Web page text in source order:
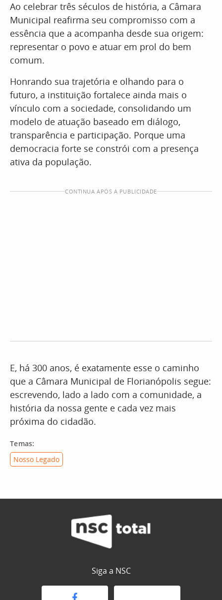
Ao celebrar três séculos de história, a Câmara
Municipal reafirma seu compromisso com a
essência que a acompanha desde sua origem:
representar o povo e atuar em prol do bem
comum.
Honrando sua trajetória e olhando para o
futuro, a instituição fortalece ainda mais o
vínculo com a sociedade, consolidando um
modelo de atuação baseado em diálogo,
transparência e participação. Porque uma
democracia forte se constrói com a presença
ativa da população.
CONTINUA APÓS A PUBLICIDADE
E, há 300 anos, é exatamente esse o caminho
que a Câmara Municipal de Florianópolis segue:
escrevendo, lado a lado com a comunidade, a
história da nossa gente e cada vez mais
próxima do cidadão.
Temas:
Nosso Legado
Siga a NSC